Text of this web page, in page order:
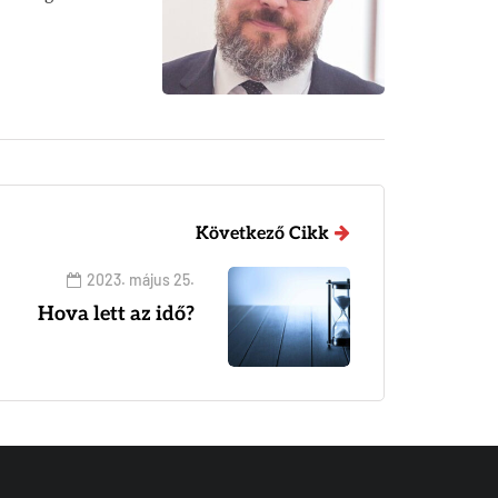
Következő Cikk
2023. május 25.
Hova lett az idő?